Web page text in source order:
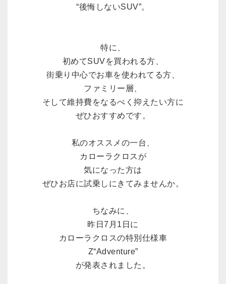
“後悔しないSUV”。
特に、
初めてSUVを買われる方、
街乗り中心でお車を使われてる方、
ファミリー層、
そして維持費をなるべく抑えたい方に
ぜひおすすめです。
私のオススメの一台、
カローラクロスが
気になった方は
ぜひお店に試乗しにきてみませんか。
ちなみに、
昨日7月1日に
カローラクロスの特別仕様車
Z“Adventure”
が発表されました。